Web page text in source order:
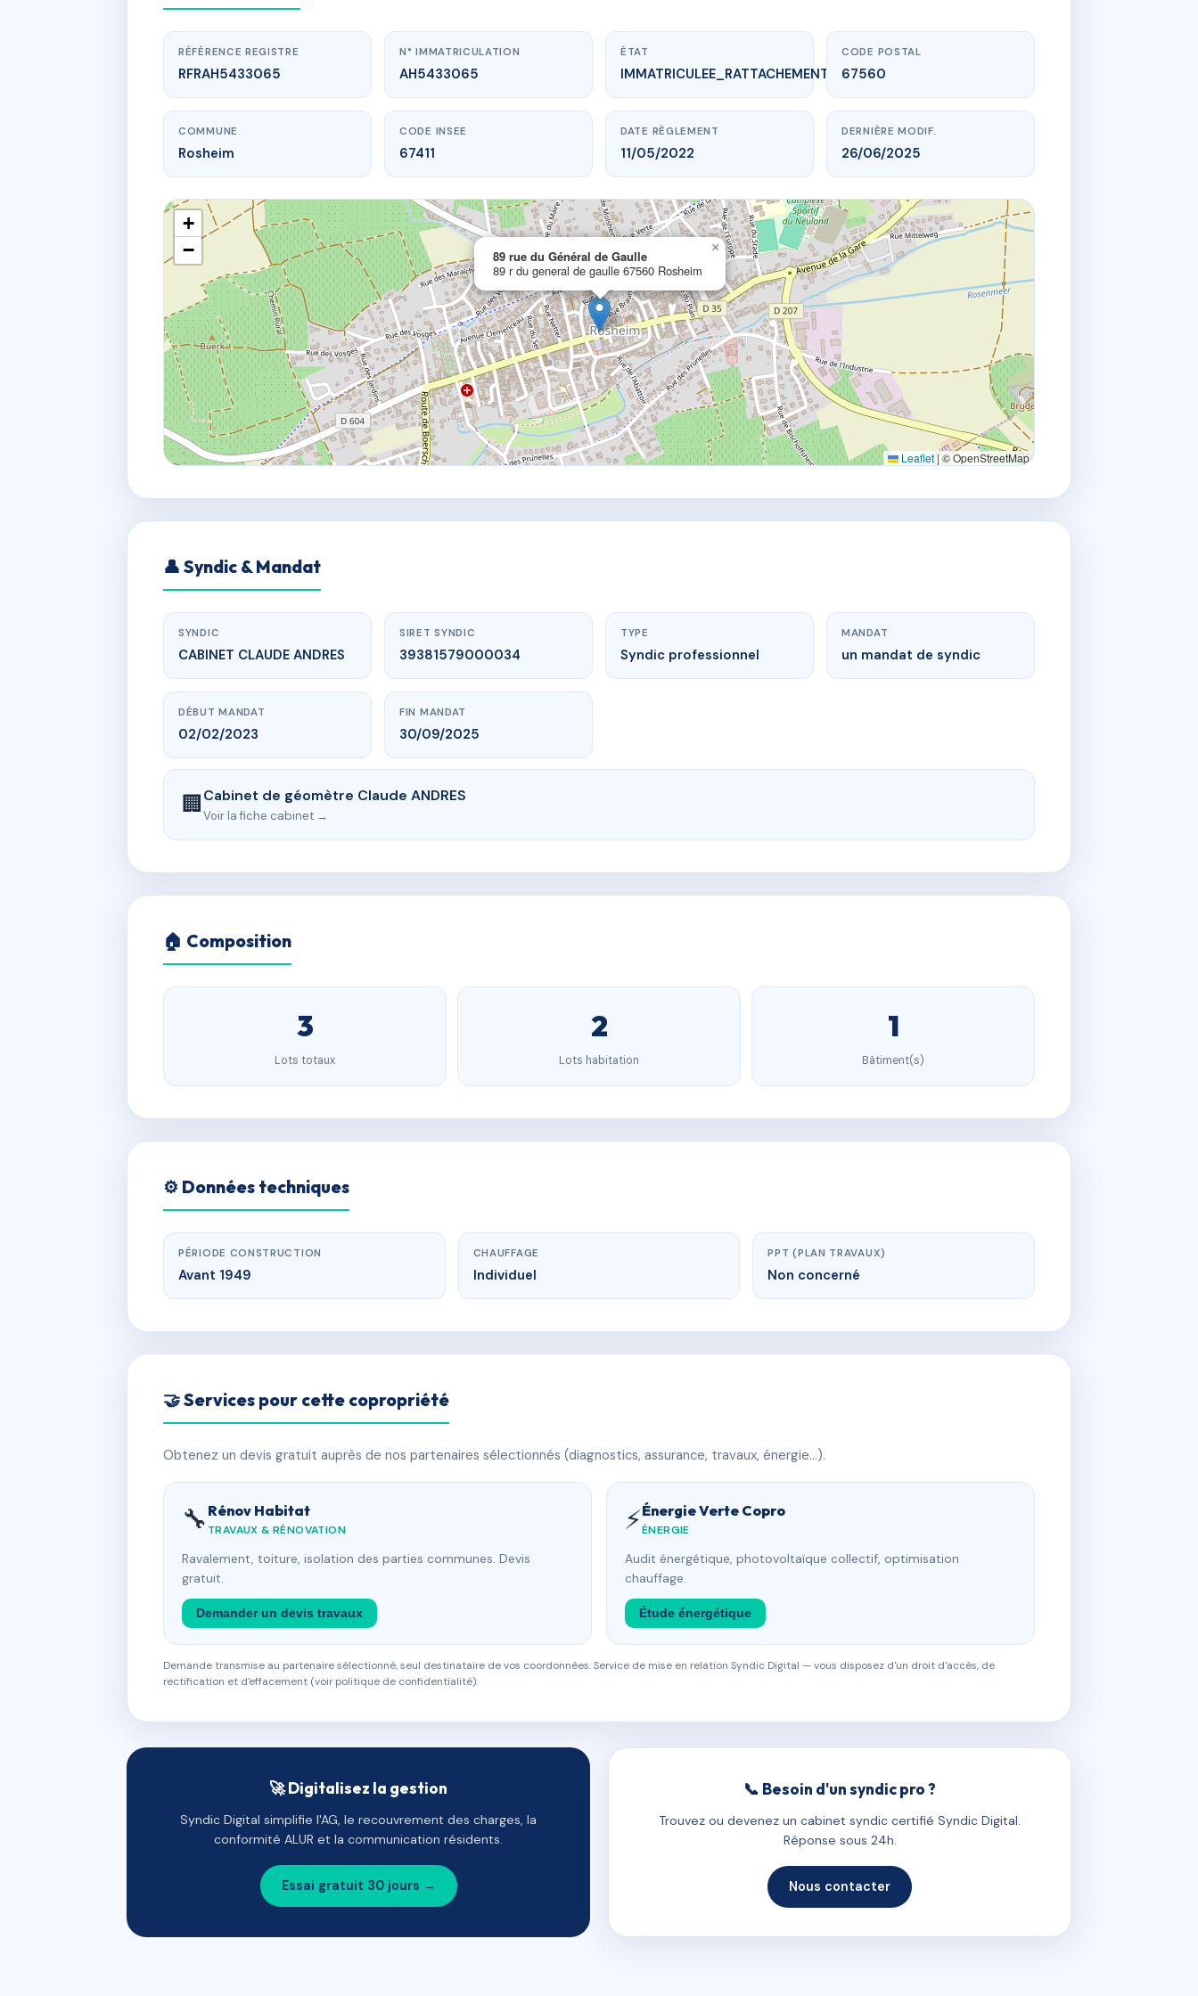
www.vme.plus/AH5433065
89 rue du Général de Gaulle
89 r du general de gaulle67560 Rosheim
RÉFÉRENCE REGISTRE
RFRAH5433065
N° IMMATRICULATION
AH5433065
ÉTAT
IMMATRICULEE_RATTACHEMENT_EXPIRE
CODE POSTAL
67560
COMMUNE
Rosheim
CODE INSEE
67411
DATE RÈGLEMENT
11/05/2022
DERNIÈRE MODIF.
26/06/2025
89 rue du Général de Gaulle
89 r du general de gaulle 67560 Rosheim
×
+
−
Leaflet |© OpenStreetMap
👤 Syndic & Mandat
SYNDIC
CABINET CLAUDE ANDRES
SIRET SYNDIC
39381579000034
TYPE
Syndic professionnel
MANDAT
un mandat de syndic
DÉBUT MANDAT
02/02/2023
FIN MANDAT
30/09/2025
🏢Cabinet de géomètre Claude ANDRES
Voir la fiche cabinet →
🏠 Composition
3
Lots totaux
2
Lots habitation
1
Bâtiment(s)
⚙️ Données techniques
PÉRIODE CONSTRUCTION
Avant 1949
CHAUFFAGE
Individuel
PPT (PLAN TRAVAUX)
Non concerné
🤝 Services pour cette copropriété
Obtenez un devis gratuit auprès de nos partenaires sélectionnés (diagnostics, assurance, travaux, énergie…).
🔧 Rénov Habitat
TRAVAUX & RÉNOVATION
Ravalement, toiture, isolation des parties communes. Devis
gratuit.
Demander un devis travaux
⚡Énergie Verte Copro
ÉNERGIE
Audit énergétique, photovoltaïque collectif, optimisation
chauffage.
Étude énergétique
Demande transmise au partenaire sélectionné, seul destinataire de vos coordonnées. Service de mise en relation Syndic Digital — vous disposez d'un droit d'accès, de
rectification et d'effacement (voir politique de confidentialité).
🚀 Digitalisez la gestion
Syndic Digital simplifie l'AG, le recouvrement des charges, la
conformité ALUR et la communication résidents.
Essai gratuit 30 jours →
📞 Besoin d'un syndic pro ?
Trouvez ou devenez un cabinet syndic certifié Syndic Digital.
Réponse sous 24h.
Nous contacter